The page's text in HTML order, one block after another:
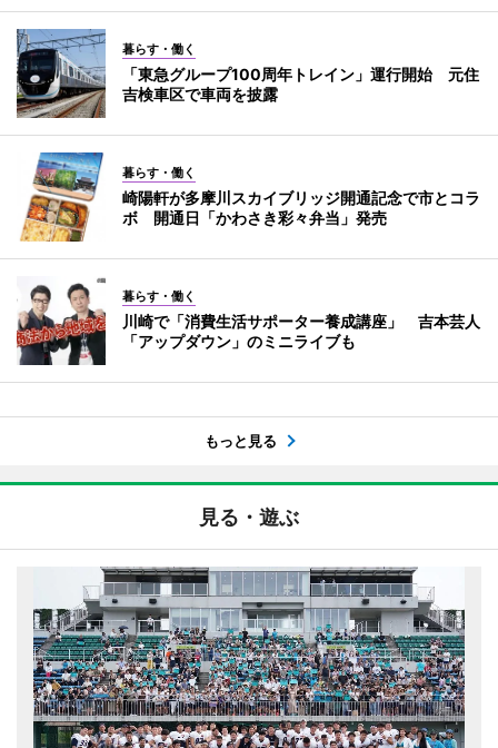
暮らす・働く
「東急グループ100周年トレイン」運行開始 元住
吉検車区で車両を披露
暮らす・働く
崎陽軒が多摩川スカイブリッジ開通記念で市とコラ
ボ 開通日「かわさき彩々弁当」発売
暮らす・働く
川崎で「消費生活サポーター養成講座」 吉本芸人
「アップダウン」のミニライブも
もっと見る
見る・遊ぶ